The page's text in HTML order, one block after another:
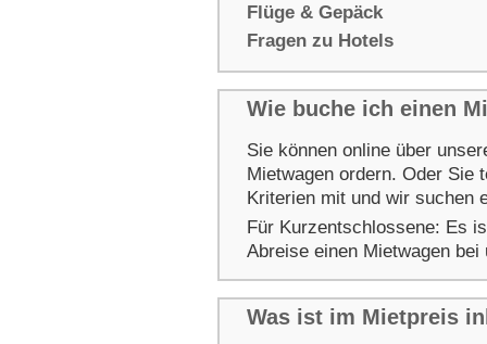
Flüge & Gepäck
Fragen zu Hotels
Wie buche ich einen
Sie können online über
Mietwagen ordern. Oder Sie
Kriterien mit und wir suchen
Für Kurzentschlossene: Es
Abreise einen Mietwagen
Was ist im Mietpreis